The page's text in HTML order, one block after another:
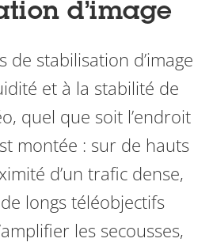
d’image
de stabilisation d’image
et à la stabilité de
quel que soit l’endroit
montée : sur de hauts
d’un trafic dense,
longs téléobjectifs
les secousses,